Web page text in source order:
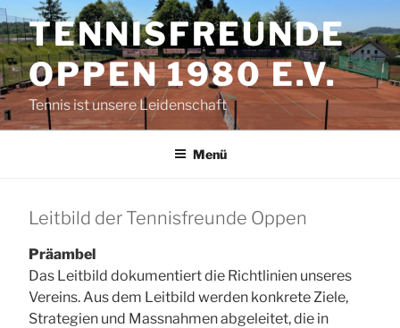
Zum
Inhalt
springenTENNISFREUNDE
OPPEN 1980 E.V.
Tennis ist unsere Leidenschaft
Menü
Leitbild der Tennisfreunde Oppen
Präambel
Das Leitbild dokumentiert die Richtlinien unseres
Vereins. Aus dem Leitbild werden konkrete Ziele,
Strategien und Massnahmen abgeleitet, die in